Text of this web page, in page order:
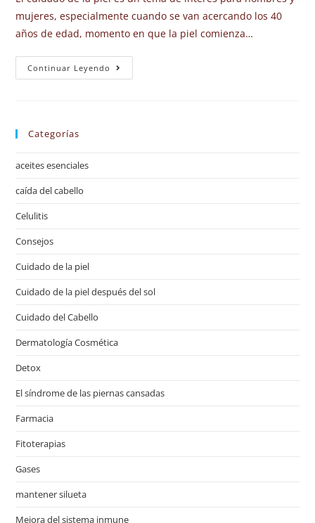
mujeres, especialmente cuando se van acercando los 40
años de edad, momento en que la piel comienza…
Continuar Leyendo
Categorías
aceites esenciales
caída del cabello
Celulitis
Consejos
Cuidado de la piel
Cuidado de la piel después del sol
Cuidado del Cabello
Dermatología Cosmética
Detox
El síndrome de las piernas cansadas
Farmacia
Fitoterapias
Gases
mantener silueta
Mejora del sistema inmune